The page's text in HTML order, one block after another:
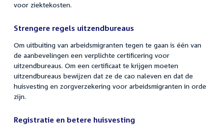
voor ziektekosten.
Strengere regels uitzendbureaus
Om uitbuiting van arbeidsmigranten tegen te gaan is één van
de aanbevelingen een verplichte certificering voor
uitzendbureaus. Om een certificaat te krijgen moeten
uitzendbureaus bewijzen dat ze de cao naleven en dat de
huisvesting en zorgverzekering voor arbeidsmigranten in orde
zijn.
Registratie en betere huisvesting